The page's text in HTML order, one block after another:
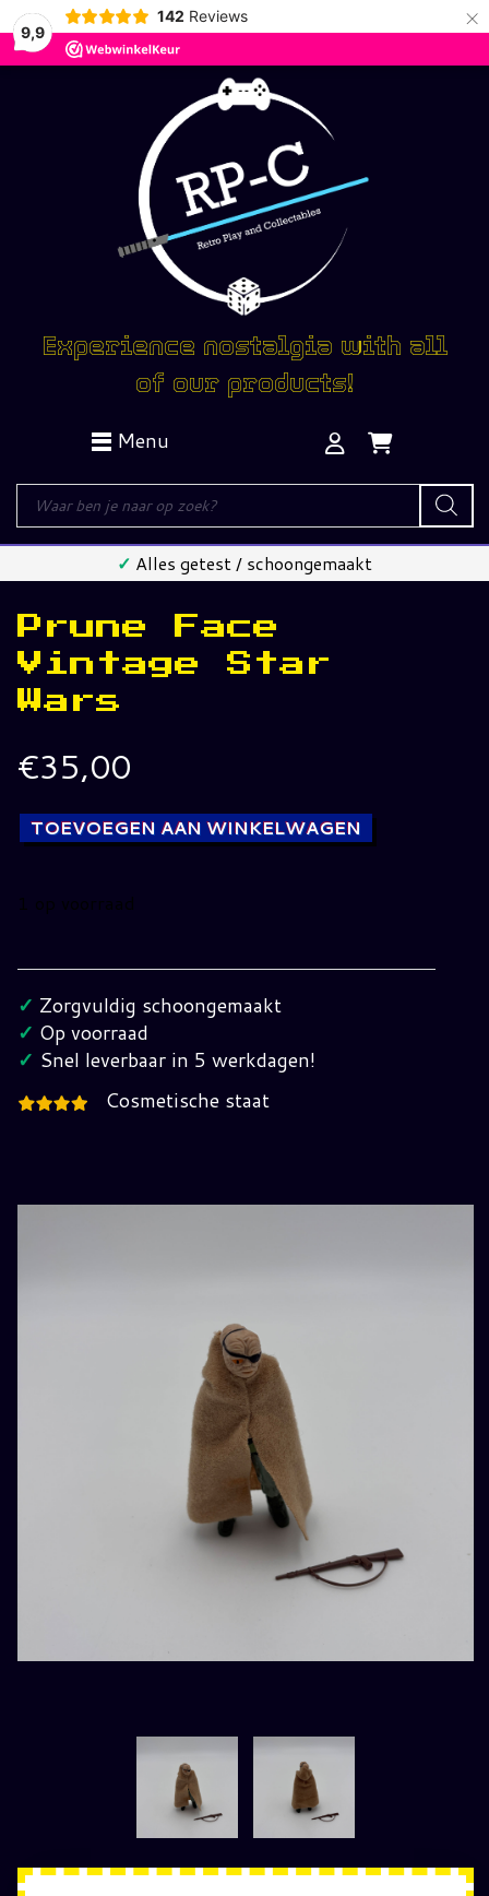
9,9
142 Reviews ×
Experience nostalgia with all
of our products!
Menu
Producten
zoeken
✓ Alles getest / schoongemaakt
Prune Face
Vintage Star
Wars
€35,00
TOEVOEGEN AAN WINKELWAGEN
1 op voorraad
Face
Vintage
Star
Wars
✓ Zorgvuldig schoongemaakt
✓ Op voorraad
✓ Snel leverbaar in 5 werkdagen!
Cosmetische staat